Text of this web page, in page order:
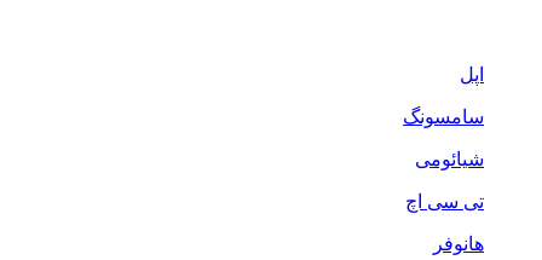
اپل
سامسونگ
شیائومی
تی سی اچ
هانوفر